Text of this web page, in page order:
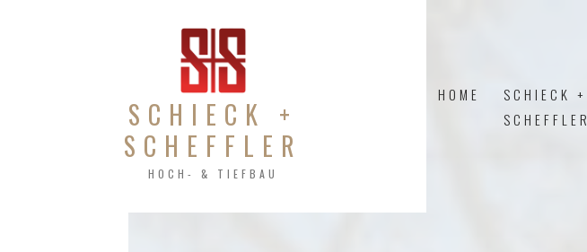
SCHIECK +
SCHEFFLER
HOCH- & TIEFBAU
HOME
SCHIECK +
SCHEFFLER